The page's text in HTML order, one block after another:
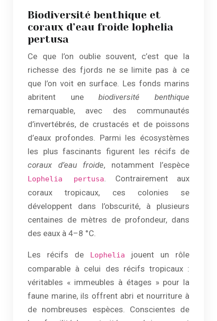
Biodiversité benthique et
coraux d’eau froide lophelia
pertusa
Ce que l’on oublie souvent, c’est que la
richesse des fjords ne se limite pas à ce
que l’on voit en surface. Les fonds marins
abritent unebiodiversité benthique
remarquable, avec des communautés
d’invertébrés, de crustacés et de poissons
d’eaux profondes. Parmi les écosystèmes
les plus fascinants figurent les récifs de
coraux d’eau froide, notamment l’espèce
Lophelia pertusa. Contrairement aux
coraux tropicaux, ces colonies se
développent dans l’obscurité, à plusieurs
centaines de mètres de profondeur, dans
des eaux à 4–8 °C.
Les récifs de Lophelia jouent un rôle
comparable à celui des récifs tropicaux :
véritables « immeubles à étages » pour la
faune marine, ils offrent abri et nourriture à
de nombreuses espèces. Conscientes de